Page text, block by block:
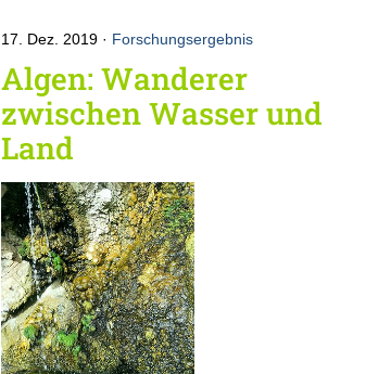
17. Dez. 2019 Forschungsergebnis
Algen: Wanderer
zwischen Wasser und
Land